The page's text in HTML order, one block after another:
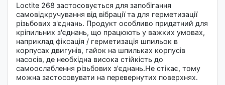
Loctite 268 застосовується для запобігання
самовідкручування від вібрації та для герметизації
різьбових з'єднань. Продукт особливо придатний для
кріпильних з'єднань, що працюють у важких умовах,
наприклад фіксація / герметизація шпильок в
корпусах двигунів, гайок на шпильках корпусів
насосів, де необхідна висока стійкість до
самоослаблення різьбових з'єднань.Не стікає, тому
можна застосовувати на перевернутих поверхнях.